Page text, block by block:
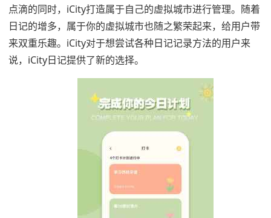
点滴的同时，iCity打造属于自己的虚拟城市进行管理。随着
日记的增多，属于你的虚拟城市也随之繁荣起来，给用户带
来双重乐趣。iCity对于想尝试各种日记记录方法的用户来
说，iCity日记提供了新的选择。